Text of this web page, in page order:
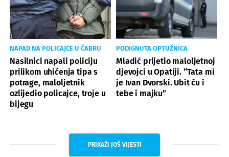
NAPAD NA POLICAJCE U ČABRU
Nasilnici napali policiju
prilikom uhićenja tipa s
potrage, maloljetnik
ozlijedio policajce, troje u
bijegu
PODIGNUTA OPTUŽNICA
Mladić prijetio maloljetnoj
djevojci u Opatiji. “Tata mi
je Ivan Dvorski. Ubit ću i
tebe i majku”
PRIKAŽI JOŠ VIJESTI